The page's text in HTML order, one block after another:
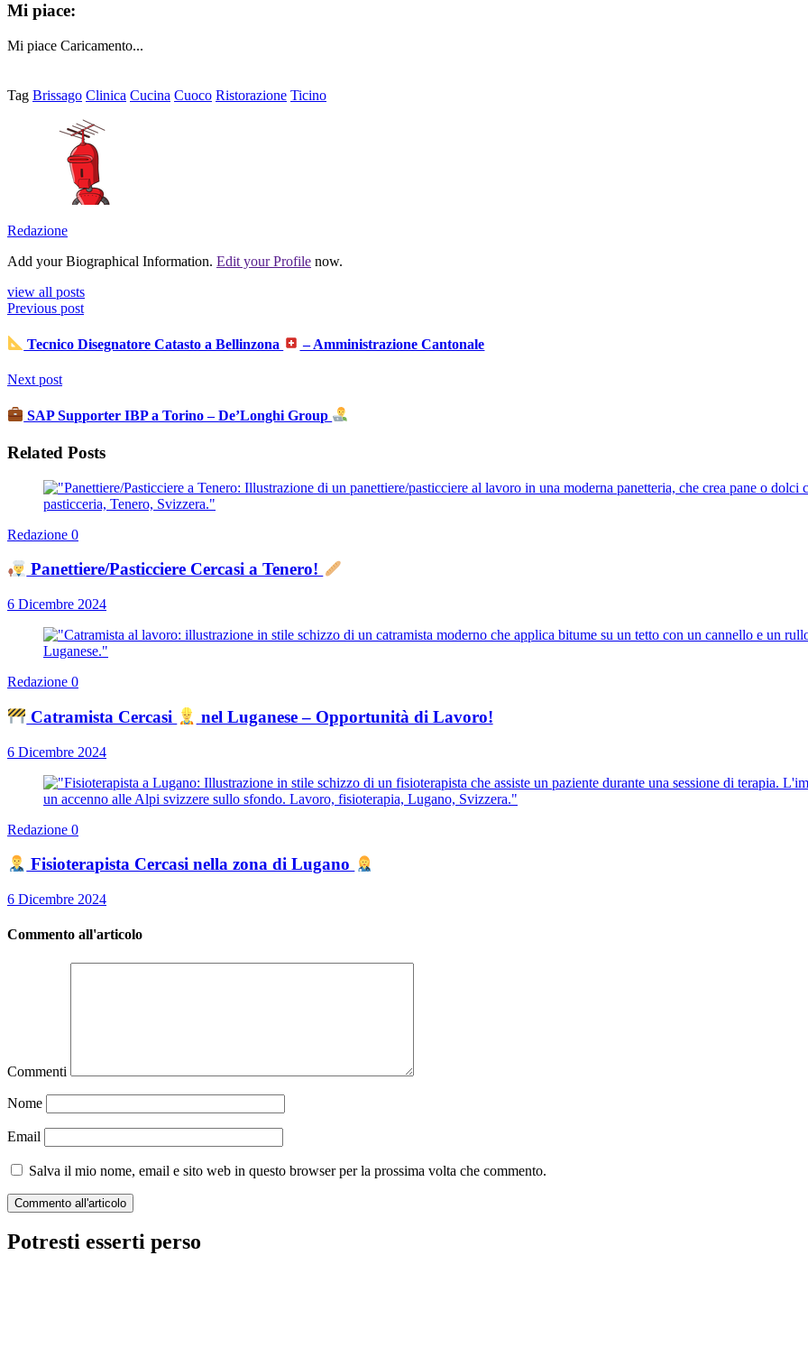
Mi piace:
Mi piace Caricamento...
Tag Brissago Clinica Cucina Cuoco Ristorazione Ticino
Redazione
Add your Biographical Information. Edit your Profile now.
view all posts
Previous post
Tecnico Disegnatore Catasto a Bellinzona – Amministrazione Cantonale
Next post
SAP Supporter IBP a Torino – De’Longhi Group
Related Posts
Redazione 0
Panettiere/Pasticciere Cercasi a Tenero!
6 Dicembre 2024
Redazione 0
Catramista Cercasi nel Luganese – Opportunità di Lavoro!
6 Dicembre 2024
Redazione 0
Fisioterapista Cercasi nella zona di Lugano
6 Dicembre 2024
Commento all'articolo
Commenti
Nome
Email
Salva il mio nome, email e sito web in questo browser per la prossima volta che commento.
Potresti esserti perso